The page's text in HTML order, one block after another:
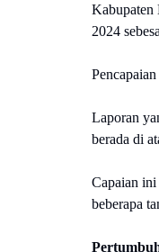
Kabupaten
2024
Laporan
berada di
Capaian
beberapa